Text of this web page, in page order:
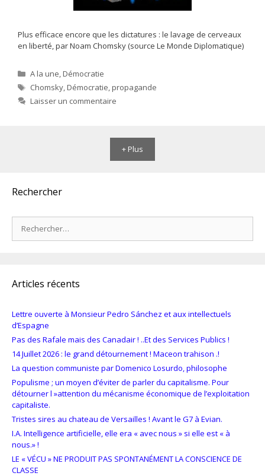
Plus efficace encore que les dictatures : le lavage de cerveaux
en liberté, par Noam Chomsky (source Le Monde Diplomatique)
Catégories
A la une,Démocratie
Étiquettes
Chomsky,Démocratie,propagande
Laisser un commentaire
+ Plus
Rechercher
Articles récents
Lettre ouverte à Monsieur Pedro Sánchez et aux intellectuels
d’Espagne
Pas des Rafale mais des Canadair ! ..Et des Services Publics !
14 Juillet 2026 : le grand détournement ! Maceon trahison .!
La question communiste par Domenico Losurdo, philosophe
Populisme ; un moyen d’éviter de parler du capitalisme. Pour
détourner l »attention du mécanisme économique de l’exploitation
capitaliste.
Tristes sires au chateau de Versailles ! Avant le G7 à Evian.
I.A. Intelligence artificielle, elle era « avec nous » si elle est « à
nous.» !
LE « VÉCU » NE PRODUIT PAS SPONTANÉMENT LA CONSCIENCE DE
CLASSE